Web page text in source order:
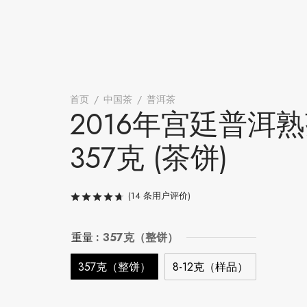
首页 / 中国茶 / 普洱茶
2016年宫廷普洱
357克 (茶饼)
评级/ 5，已有
(14 条用户评价)
重量 : 357克（整饼）
357克（整饼）
8-12克（样品）